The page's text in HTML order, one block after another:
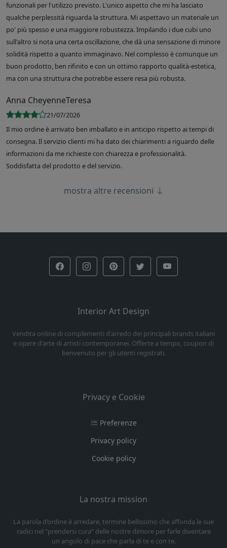
funzionali per l'utilizzo previsto. L'unico aspetto che mi ha lasciato
qualche perplessità riguarda la struttura. Mi aspettavo un materiale un
po' più spesso e una maggiore robustezza. Impilando i due cubi uno
sull'altro si nota una certa oscillazione, che dà una sensazione di minore
solidità rispetto a quanto immaginavo. Nel complesso è comunque un
buon prodotto, ben rifinito e con un ottimo rapporto qualità-estetica,
ma con una struttura che potrebbe essere resa più robusta.
Anna CheyenneTeresa
21/07/2026
Il mio ordine è arrivato ben imballato e in anticipo rispetto ai tempi di
consegna. Il servizio clienti mi ha dato dei chiarimenti a riguardo delle
informazioni da me richieste con chiarezza e professionalità.
Soddisfatta del prodotto e del servizio.
mostra altre recensioni
Interior Art Design
Vendita online di complementi d'arredo dei principali brands italiani
e opere d'arte di artisti contemporanei. Offerte a tempo, coupon di
benvenuto per gli utenti registrati.
Privacy e Cookie
Preferenze
Privacy policy
Cookie policy
La nostra mission
La parola d’ordine è arredare, termine bellissimo che affonda le sue
radici nel “prendersi cura” delle nostre dimore per farle diventare
un angolo di pace che parla di te e con te.